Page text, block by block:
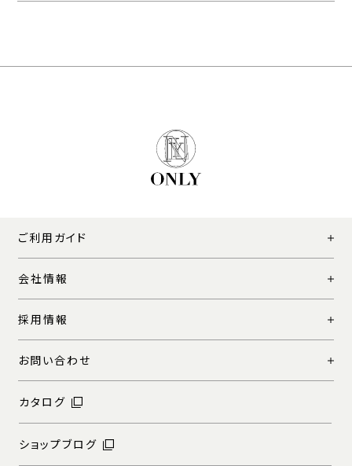
ご利用ガイド
会社情報
採用情報
お問い合わせ
カタログ
ショップブログ